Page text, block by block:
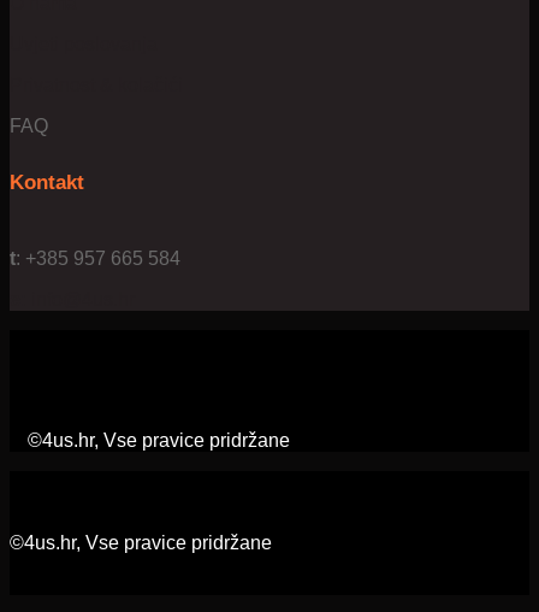
FAQ
Kontakt
t: +385 957 665 584
©4us.hr, Vse pravice pridržane
©4us.hr, Vse pravice pridržane